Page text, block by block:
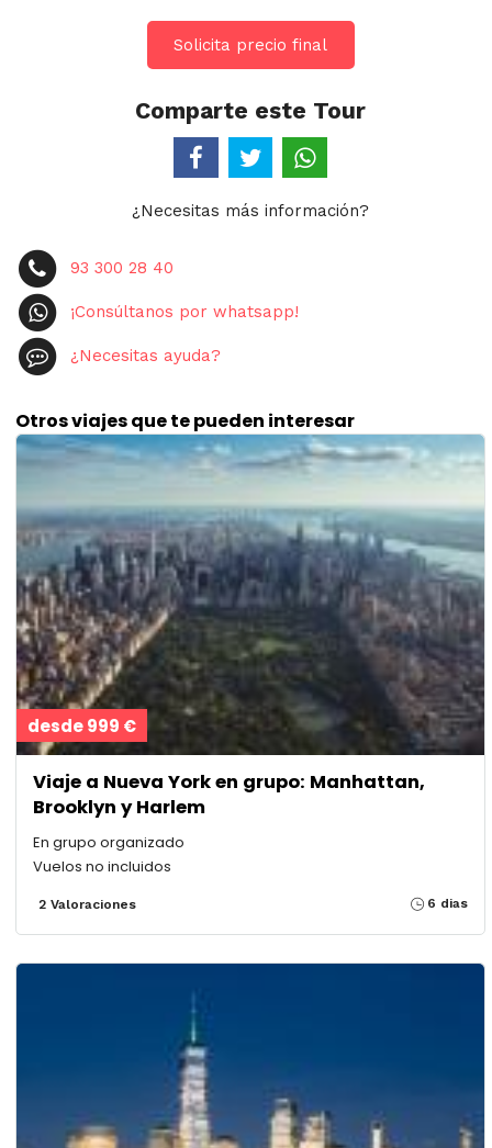
Solicita precio final
Comparte este Tour
¿Necesitas más información?
93 300 28 40
¡Consúltanos por whatsapp!
¿Necesitas ayuda?
Otros viajes que te pueden interesar
desde 999 €
Viaje a Nueva York en grupo: Manhattan,
Brooklyn y Harlem
En grupo organizado
Vuelos no incluidos
2 Valoraciones 6 dias